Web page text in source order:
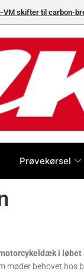
Brembo som
Prøvekørsel
i løbet
møder behovet hos